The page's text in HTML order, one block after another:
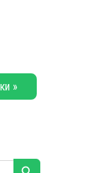
»